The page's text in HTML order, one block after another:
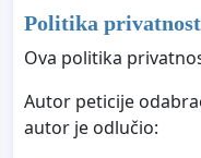
Politika
Ova politika
Autor peticije
autor je odlučio: